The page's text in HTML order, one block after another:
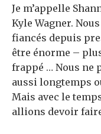
Je m’appelle
Kyle Wagner.
fiancés depuis
être énorme –
frappé … Nous ne
aussi longtemps
Mais avec le
allions devoir